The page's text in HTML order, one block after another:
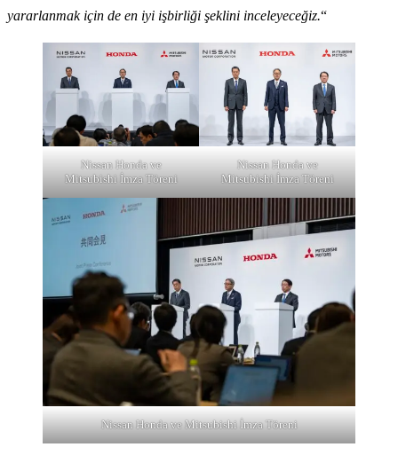
yararlanmak için de en iyi işbirliği şeklini inceleyeceğiz.“
Nissan Honda ve
Mitsubishi İmza Töreni
Nissan Honda ve
Mitsubishi İmza Töreni
Nissan Honda ve Mitsubishi İmza Töreni